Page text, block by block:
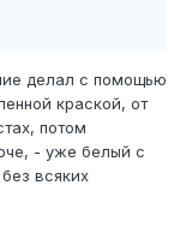
делал с помощью
краской, от
потом
- уже белый с
всяких